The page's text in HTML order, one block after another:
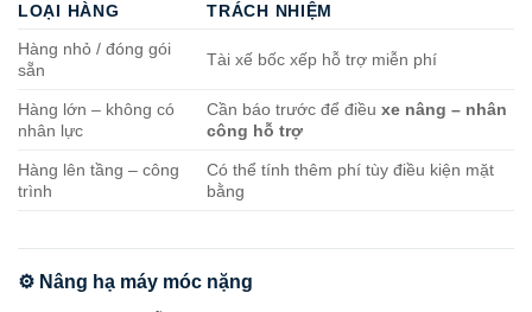
LOẠI HÀNG
TRÁCH NHIỆM
Hàng nhỏ / đóng gói
sẵn
Tài xế bốc xếp hỗ trợ miễn phí
Hàng lớn – không có
nhân lực
Cần báo trước để điềuxe nâng – nhân
công hỗ trợ
Hàng lên tầng – công
trình
Có thể tính thêm phí tùy điều kiện mặt
bằng
⚙️ Nâng hạ máy móc nặng